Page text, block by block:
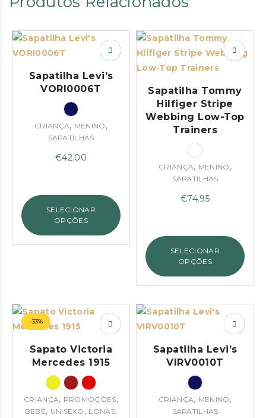
Sapatilha Levi’s
VORI0006T
CRIANÇA, MENINO ,
SAPATILHAS
€42.00
SELECIONAR
OPÇÕES
Sapatilha Tommy
Hilfiger Stripe
Webbing Low-Top
Trainers
CRIANÇA, MENINO ,
SAPATILHAS
€74.95
SELECIONAR
OPÇÕES
–33%
Sapato Victoria
Mercedes 1915
CRIANÇA, PROMOÇÕES,
BEBÉ, UNISEXO , LONAS,
Sapatilha Levi’s
VIRV0010T
CRIANÇA, MENINO ,
SAPATILHAS